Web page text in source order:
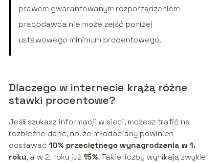
prawem gwarantowanym rozporządzeniem –
pracodawca nie może zejść poniżej
ustawowego minimum procentowego.
Dlaczego w internecie krążą różne
stawki procentowe?
Jeśli szukasz informacji w sieci, możesz trafić na
rozbieżne dane, np. że młodociany powinien
dostawać 10% przeciętnego wynagrodzenia w 1.
roku, a w 2. roku już15%. Takie liczby wynikają zwykle